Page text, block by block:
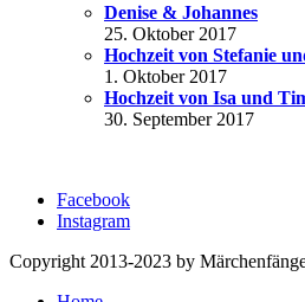
Denise & Johannes
25. Oktober 2017
Hochzeit von Stefanie
1. Oktober 2017
Hochzeit von Isa und
30. September 2017
Facebook
Instagram
Copyright 2013-2023 by